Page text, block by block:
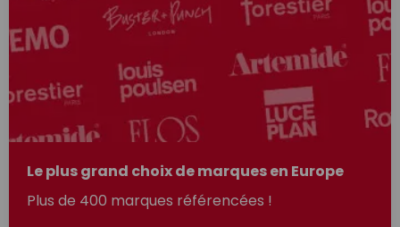
Le plus grand choix de marques en Europe
Plus de 400 marques référencées !